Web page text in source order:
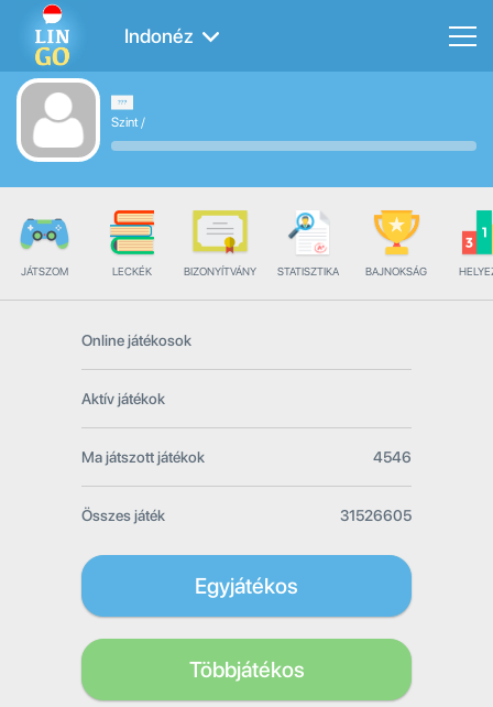
Indonéz
Szint/
JÁTSZOM LECKÉK BIZONYÍTVÁNY STATISZTIKA BAJNOKSÁG
Online játékosok
Aktív játékok
Ma játszott játékok 4546
Összes játék 31526605
Egyjátékos
Többjátékos